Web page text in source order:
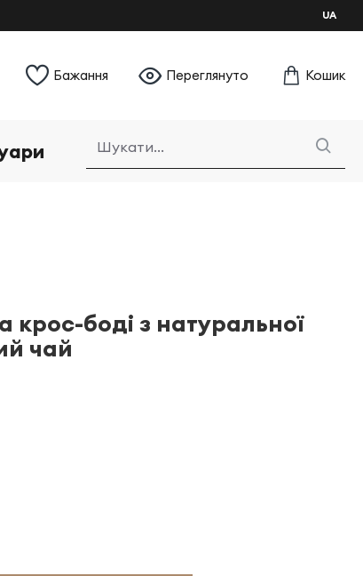
UA
Бажання Переглянуто Кошик
крос-боді з натуральної
чай